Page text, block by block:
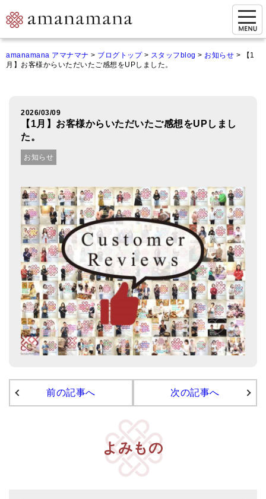
ご来店&購入
オンライン相談&購入
倍音呼吸法レッスン
オンラインショップ
カートを見る
商品一覧
アマナマナのシンギングボウル
チベット・シンギングボウル
新・鍛造スペシャル
マンダラ彫（黒・渋金）
人気の3点セット
お得なアマナマナ・セット
特大シンギングボウル・特殊柄
スティック・マレット・リング（台座）
amanamana アマナマナ > ブログトップ> スタッフblog > お知らせ >
【1
月】お客様からいただいたご感想をUPしました。
2026/03/09
【1月】お客様からいただいたご感想をUPしまし
た。
お知らせ
前の記事へ 次の記事へ
よみもの